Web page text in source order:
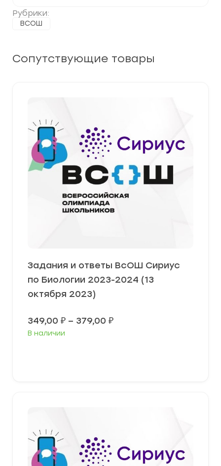
Рубрики:
ВСОШ
Сопутствующие товары
Задания и ответы ВсОШ Сириус
по Биологии 2023-2024 (13
октября 2023)
349,00 ₽ – 379,00 ₽Диапазон
В наличии